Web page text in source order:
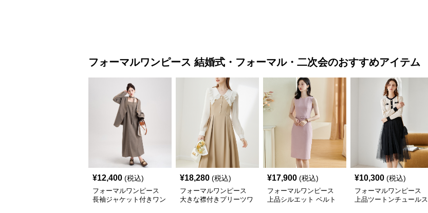
フォーマルワンピース 結婚式・フォーマル・二次会のおすすめアイテム
¥12,400 (税込)
フォーマルワンピース
長袖ジャケット付きワン
¥18,280 (税込)
フォーマルワンピース
大きな襟付きプリーツワ
¥17,900 (税込)
フォーマルワンピース
上品シルエット ベルト
¥10,300 (税込)
フォーマルワンピース
上品ツートンチュールス